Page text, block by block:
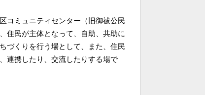
コミュニティセンター（旧御祓公民
住民が主体となって、自助、共助に
づくりを行う場として、また、住民
連携したり、交流したりする場で